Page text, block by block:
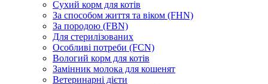
Сухий корм для котів
За способом життя та віком (FHN)
За породою (FBN)
Для стерилізованих
Особливі потреби (FCN)
Вологий корм для котів
Замінник молока для кошенят
Ветеринарні дієти